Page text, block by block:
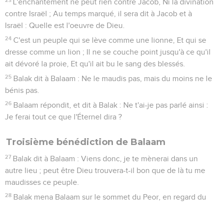
L'enchantement ne peut rien contre Jacob, Ni la divination
contre Israël ; Au temps marqué, il sera dit à Jacob et à
Israël : Quelle est l'oeuvre de Dieu.
24 C'est un peuple qui se lève comme une lionne, Et qui se
dresse comme un lion ; Il ne se couche point jusqu'à ce qu'il
ait dévoré la proie, Et qu'il ait bu le sang des blessés.
25 Balak dit à Balaam : Ne le maudis pas, mais du moins ne le
bénis pas.
26 Balaam répondit, et dit à Balak : Ne t'ai-je pas parlé ainsi :
Je ferai tout ce que l'Éternel dira ?
Troisième bénédiction de Balaam
27 Balak dit à Balaam : Viens donc, je te mènerai dans un
autre lieu ; peut être Dieu trouvera-t-il bon que de là tu me
maudisses ce peuple.
28 Balak mena Balaam sur le sommet du Peor, en regard du